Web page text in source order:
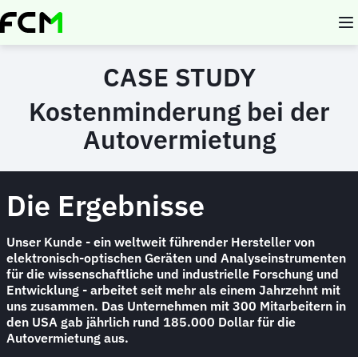
Skip
to
CASE STUDY
Kostenminderung bei der
Autovermietung
Die Ergebnisse
Unser Kunde - ein weltweit führender Hersteller von
elektronisch-optischen Geräten und Analyseinstrumenten
für die wissenschaftliche und industrielle Forschung und
Entwicklung - arbeitet seit mehr als einem Jahrzehnt mit
uns zusammen. Das Unternehmen mit 300 Mitarbeitern in
den USA gab jährlich rund 185.000 Dollar für die
Autovermietung aus.